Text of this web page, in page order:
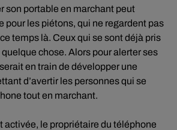
son portable en marchant peut
pour les piétons, qui ne regardent pas
temps là. Ceux qui se sont déjà pris
chose. Alors pour alerter ses
en train de développer une
d’avertir les personnes qui se
tout en marchant.
activée, le propriétaire du téléphone